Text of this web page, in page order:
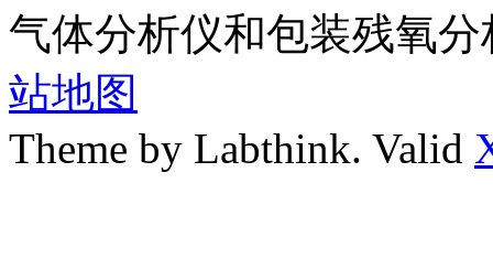
气体分析仪和包装残氧
站地图
Theme by Labthink. Valid